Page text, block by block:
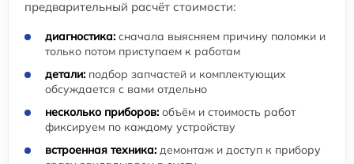
предварительный расчёт стоимости:
диагностика: сначала выясняем причину поломки и
только потом приступаем к работам
детали: подбор запчастей и комплектующих
обсуждается с вами отдельно
несколько приборов: объём и стоимость работ
фиксируем по каждому устройству
встроенная техника: демонтаж и доступ к прибору